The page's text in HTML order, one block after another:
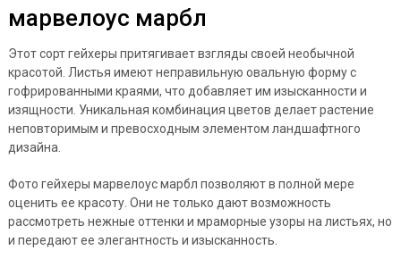
марвелоус марбл
Этот сорт гейхеры притягивает взгляды своей необычной
красотой. Листья имеют неправильную овальную форму с
гофрированными краями, что добавляет им изысканности и
изящности. Уникальная комбинация цветов делает растение
неповторимым и превосходным элементом ландшафтного
дизайна.
Фото гейхеры марвелоус марбл позволяют в полной мере
оценить ее красоту. Они не только дают возможность
рассмотреть нежные оттенки и мраморные узоры на листьях, но
и передают ее элегантность и изысканность.